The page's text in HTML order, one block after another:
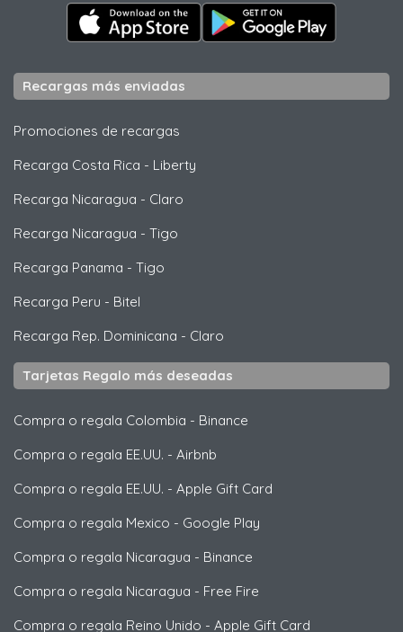
Recargas más enviadas
Promociones de recargas
Recarga Costa Rica - Liberty
Recarga Nicaragua - Claro
Recarga Nicaragua - Tigo
Recarga Panama - Tigo
Recarga Peru - Bitel
Recarga Rep. Dominicana - Claro
Tarjetas Regalo más deseadas
Compra o regala Colombia - Binance
Compra o regala EE.UU. - Airbnb
Compra o regala EE.UU. - Apple Gift Card
Compra o regala Mexico - Google Play
Compra o regala Nicaragua - Binance
Compra o regala Nicaragua - Free Fire
Compra o regala Reino Unido - Apple Gift Card